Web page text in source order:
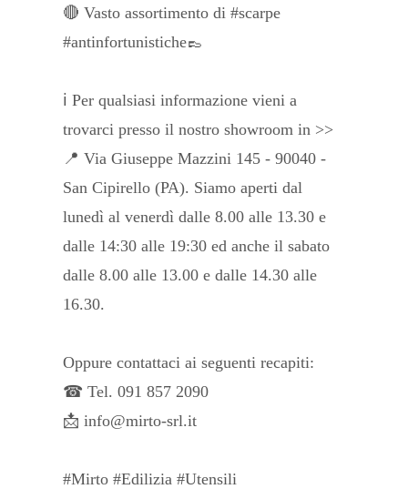
🔴 Vasto assortimento di #scarpe
#antinfortunistiche👞
ℹ Per qualsiasi informazione vieni a
trovarci presso il nostro showroom in >>
📍 Via Giuseppe Mazzini 145 - 90040 -
San Cipirello (PA). Siamo aperti dal
lunedì al venerdì dalle 8.00 alle 13.30 e
dalle 14:30 alle 19:30 ed anche il sabato
dalle 8.00 alle 13.00 e dalle 14.30 alle
16.30.
Oppure contattaci ai seguenti recapiti:
☎ Tel. 091 857 2090
📩 info@mirto-srl.it
#Mirto #Edilizia #Utensili